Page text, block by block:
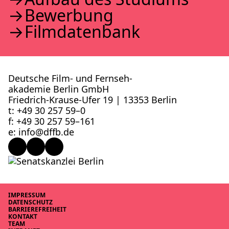
Bewer­bung
Film­da­ten­bank
Deutsche Film- und Fernseh­
akademie Berlin GmbH
Friedrich-Krause-Ufer 19 | 13353 Berlin
t: +49 30 257 59–0
f: +49 30 257 59–161
e: info@​dffb.​de
IMPRES­SUM
DATEN­SCHUTZ
BAR­RIE­RE­FREI­HEIT
KON­TAKT
TEAM